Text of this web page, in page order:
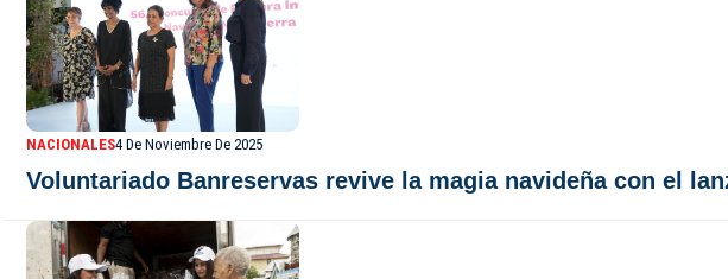
NACIONALES4 De Noviembre De 2025
Voluntariado Banreservas revive la magia navideña con el